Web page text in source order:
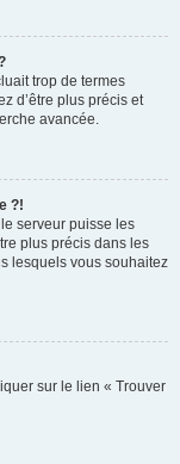
trop de termes
d’être plus précis et
avancée.
?!
serveur puisse les
plus précis dans les
lesquels vous souhaitez
sur le lien « Trouver